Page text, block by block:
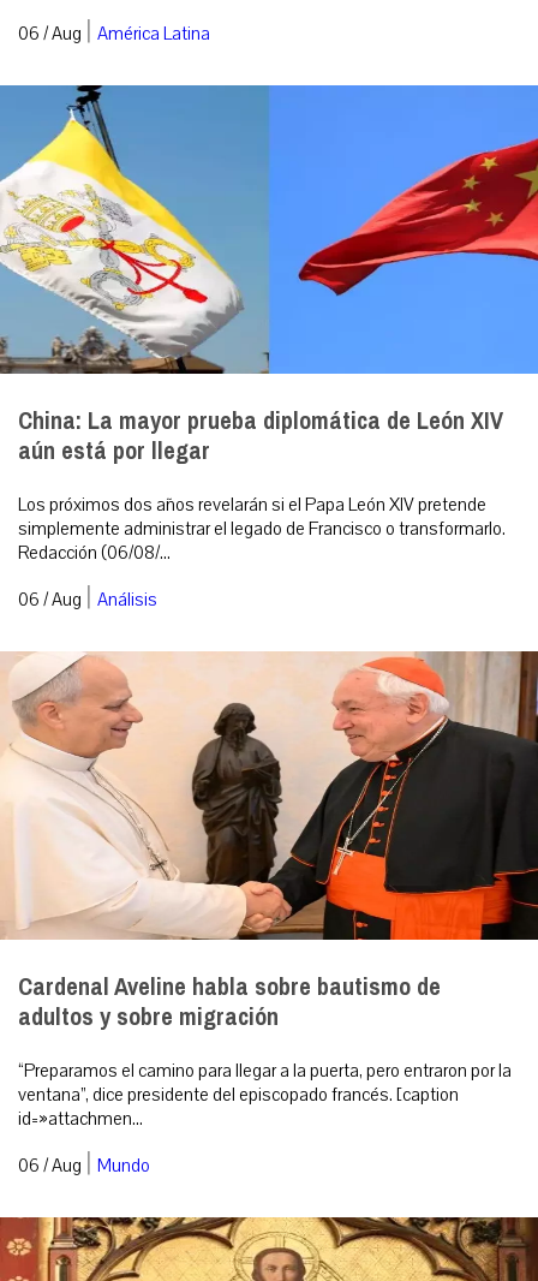
06 / Aug | América Latina
China: La mayor prueba diplomática de León XIV
aún está por llegar
Los próximos dos años revelarán si el Papa León XIV pretende
simplemente administrar el legado de Francisco o transformarlo.
Redacción (06/08/...
06 / Aug | Análisis
Cardenal Aveline habla sobre bautismo de
adultos y sobre migración
“Preparamos el camino para llegar a la puerta, pero entraron por la
ventana”, dice presidente del episcopado francés. [caption
id=»attachmen...
06 / Aug | Mundo